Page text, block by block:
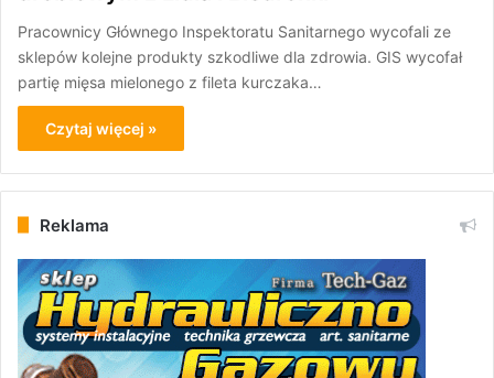
Pracownicy Głównego Inspektoratu Sanitarnego wycofali ze
sklepów kolejne produkty szkodliwe dla zdrowia. GIS wycofał
partię mięsa mielonego z fileta kurczaka…
Czytaj więcej »
Reklama